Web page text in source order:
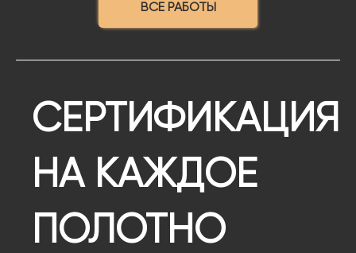
ВСЕ РАБОТЫ
СЕРТИФИКАЦИЯ
НА КАЖДОЕ
ПОЛОТНО